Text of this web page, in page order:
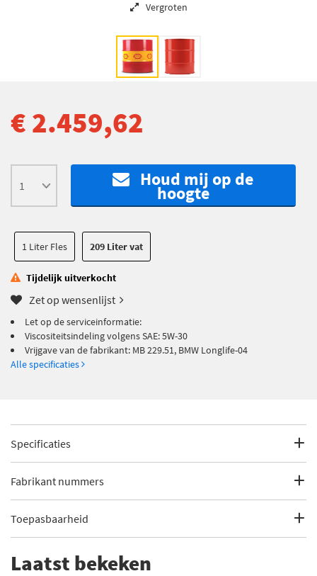
Vergroten
€ 2.459,62
Houd mij op de
hoogte
1 Liter Fles 209 Liter vat
Tijdelijk uitverkocht
Zet op wensenlijst
Let op de serviceinformatie:
Viscositeitsindeling volgens SAE: 5W-30
Vrijgave van de fabrikant: MB 229.51, BMW Longlife-04
Alle specificaties
Specificaties
Fabrikantcode
Categorie
Motorolie
Bekijk meer
Fabrikant nummers
550040211
5W-30
BMW Longlife-04
Toepasbaarheid
Laatst bekeken